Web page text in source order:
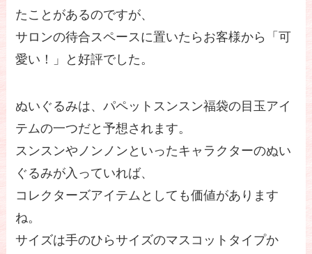
たことがあるのですが、
サロンの待合スペースに置いたらお客様から「可
愛い！」と好評でした。
ぬいぐるみは、パペットスンスン福袋の目玉アイ
テムの一つだと予想されます。
スンスンやノンノンといったキャラクターのぬい
ぐるみが入っていれば、
コレクターズアイテムとしても価値があります
ね。
サイズは手のひらサイズのマスコットタイプか